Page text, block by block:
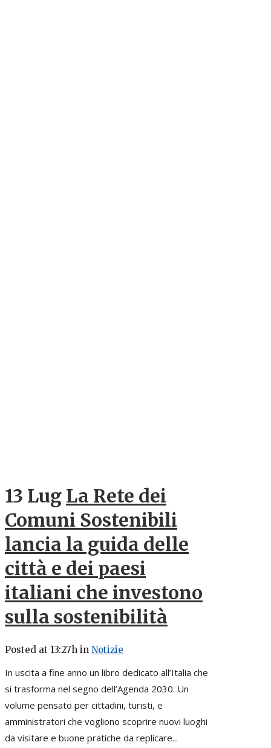
13 Lug La Rete dei
Comuni Sostenibili
lancia la guida delle
città e dei paesi
italiani che investono
sulla sostenibilità
Posted at 13:27h in Notizie
In uscita a fine anno un libro dedicato all’Italia che
si trasforma nel segno dell’Agenda 2030. Un
volume pensato per cittadini, turisti, e
amministratori che vogliono scoprire nuovi luoghi
da visitare e buone pratiche da replicare...